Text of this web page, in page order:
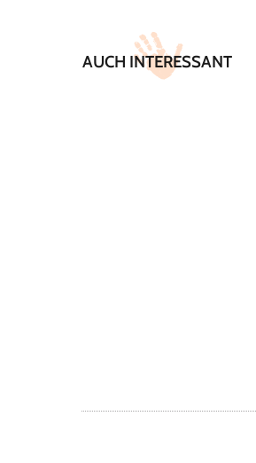
Artikel-
Infos
AUCH INTERESSANT